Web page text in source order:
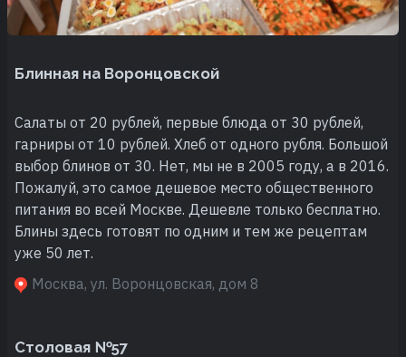
Блинная на Воронцовской
Салаты от 20 рублей, первые блюда от 30 рублей,
гарниры от 10 рублей. Хлеб от одного рубля. Большой
выбор блинов от 30. Нет, мы не в 2005 году, а в 2016.
Пожалуй, это самое дешевое место общественного
питания во всей Москве. Дешевле только бесплатно.
Блины здесь готовят по одним и тем же рецептам
уже 50 лет.
Москва, ул. Воронцовская, дом 8
Столовая №57